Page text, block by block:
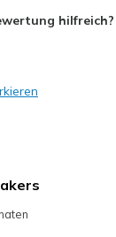
are for Wearing
hilfreich?